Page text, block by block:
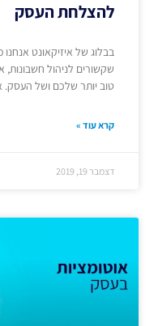
להצלחת העסק
בבלוג של איזיקאונט
שקשורים לניהול
טוב יותר שלכם ושל העסק.
קרא עוד »
דצמבר 19, 2019